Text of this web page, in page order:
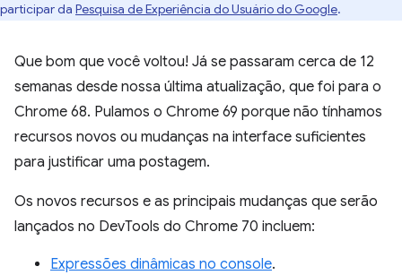
participar da Pesquisa de Experiência do Usuário do Google.
Que bom que você voltou! Já se passaram cerca de 12
semanas desde nossa última atualização, que foi para o
Chrome 68. Pulamos o Chrome 69 porque não tínhamos
recursos novos ou mudanças na interface suficientes
para justificar uma postagem.
Os novos recursos e as principais mudanças que serão
lançados no DevTools do Chrome 70 incluem:
Expressões dinâmicas no console.